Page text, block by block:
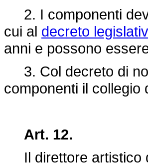
2. I componenti
cui al decreto
anni e possono
3. Col decreto di
componenti il collegio
Art. 12.
Il direttore artistico